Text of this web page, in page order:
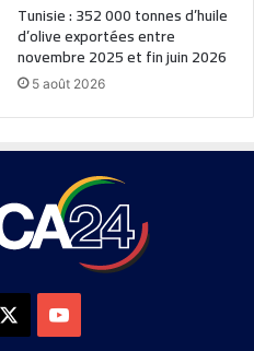
Tunisie : 352 000 tonnes d’huile
d’olive exportées entre
novembre 2025 et fin juin 2026
5 août 2026